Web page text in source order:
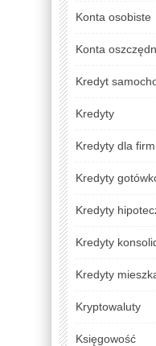
Konta osobiste
Konta
Kredyt
Kredyty
Kredyty dla firm
Kredyty
Kredyty
Kredyty
Kredyty
Kryptowaluty
Księgowość